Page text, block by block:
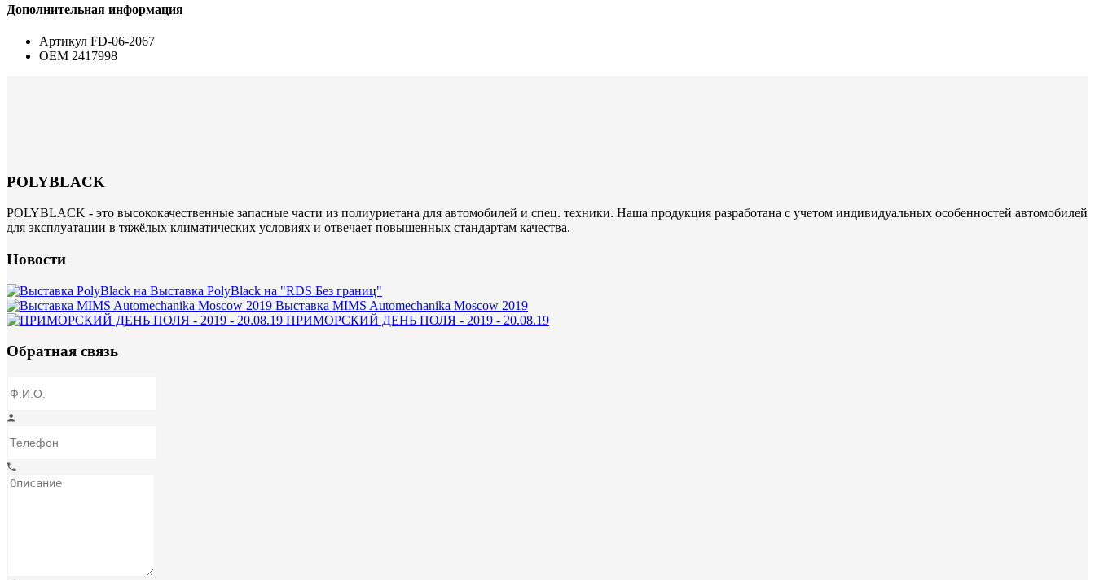
Дополнительная информация
Артикул FD-06-2067
ОЕМ 2417998
POLYBLACK
POLYBLACK - это высококачественные запасные части из полиуриетана для автомобилей и спец. техники. Наша продукция разработана с учетом индивидуальных особенностей автомобилей
для эксплуатации в тяжёлых климатических условиях и отвечает повышенных стандартам качества.
Новости
Выставка PolyBlack на "RDS Без границ"
Выставка MIMS Automechanika Moscow 2019
ПРИМОРСКИЙ ДЕНЬ ПОЛЯ - 2019 - 20.08.19
Обратная связь